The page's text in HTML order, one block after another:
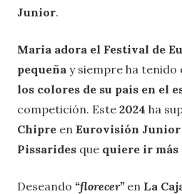
Junior.
Maria adora el Festival de
pequeña y siempre ha tenido
los colores de su país en el
competición. Este 2024 ha
Chipre en Eurovisión Junior
Pissarides que quiere ir más
Deseando “florecer”en La